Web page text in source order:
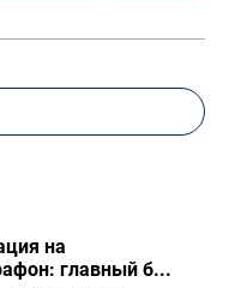
на
главный б...